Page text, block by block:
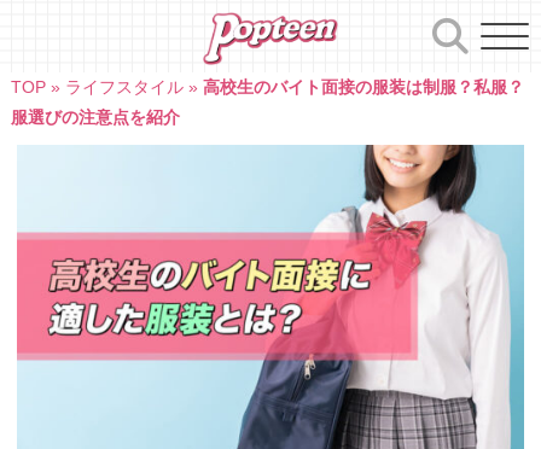
TOP» ライフスタイル» 高校生のバイト面接の服装は制服？私服？
服選びの注意点を紹介